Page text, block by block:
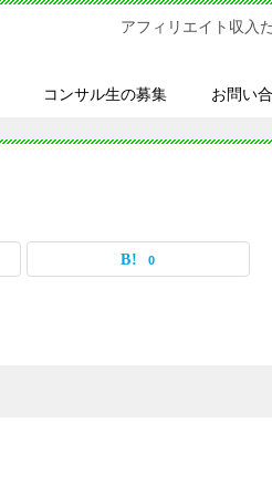
アフィリエイト収入
コンサル生の募集 お問い
0